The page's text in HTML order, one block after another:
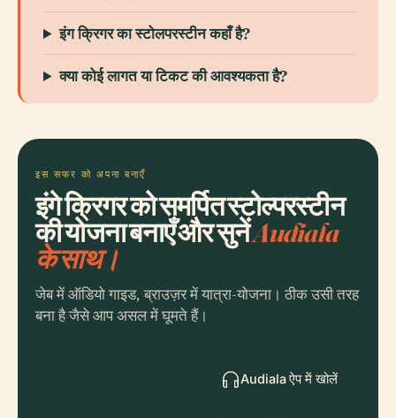
इंग क्रिगर का स्टोलपरस्टीन कहाँ है?
क्या कोई लागत या टिकट की आवश्यकता है?
इस सफर को अपना बनाएँ
इंगे क्रिगर को समर्पित स्टोल्परस्टीन
की योजना बनाएँ और सुनेंAudiala
के साथ।
जेब में ऑडियो गाइड, ब्राउज़र में यात्रा-योजना। ठीक उसी तरह
बना है जैसे आप असल में घूमते हैं।
Audiala ऐप में खोलें